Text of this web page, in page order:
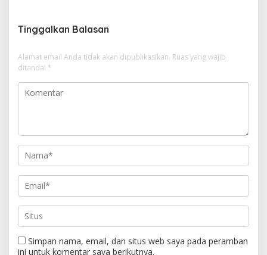
g
a
s
i
p
Tinggalkan Balasan
Alamat email Anda tidak akan dipublikasikan. Ruas yang wajib
ditandai *
Simpan nama, email, dan situs web saya pada peramban
ini untuk komentar saya berikutnya.